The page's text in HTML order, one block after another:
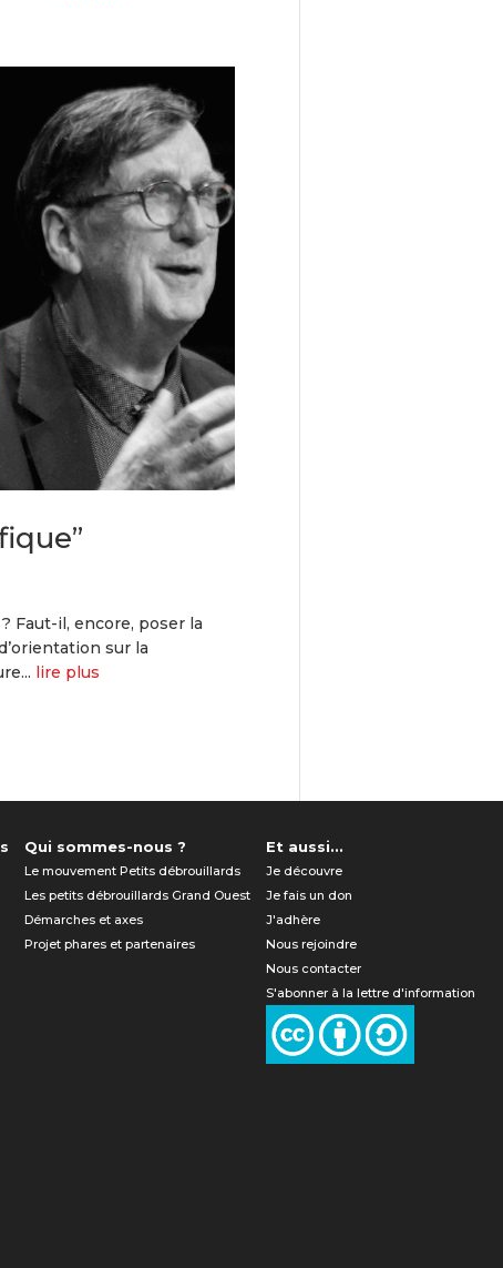
Faut-il, encore, poser la
sur la
lire plus
Qui sommes-nous ?
Le mouvement Petits débrouillards
Les petits débrouillards Grand Ouest
Démarches et axes
Projet phares et partenaires
Et aussi...
Je découvre
Je fais un don
J'adhère
Nous rejoindre
Nous contacter
S'abonner à la lettre d'information